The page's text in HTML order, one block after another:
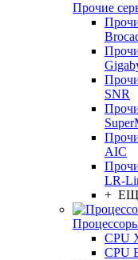
Прочие
SNR
AIC
LR-
+
CPU
CPU